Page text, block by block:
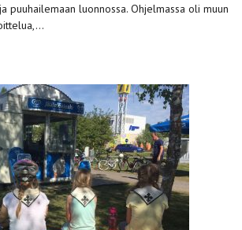
puuhailemaan luonnossa. Ohjelmassa oli muun